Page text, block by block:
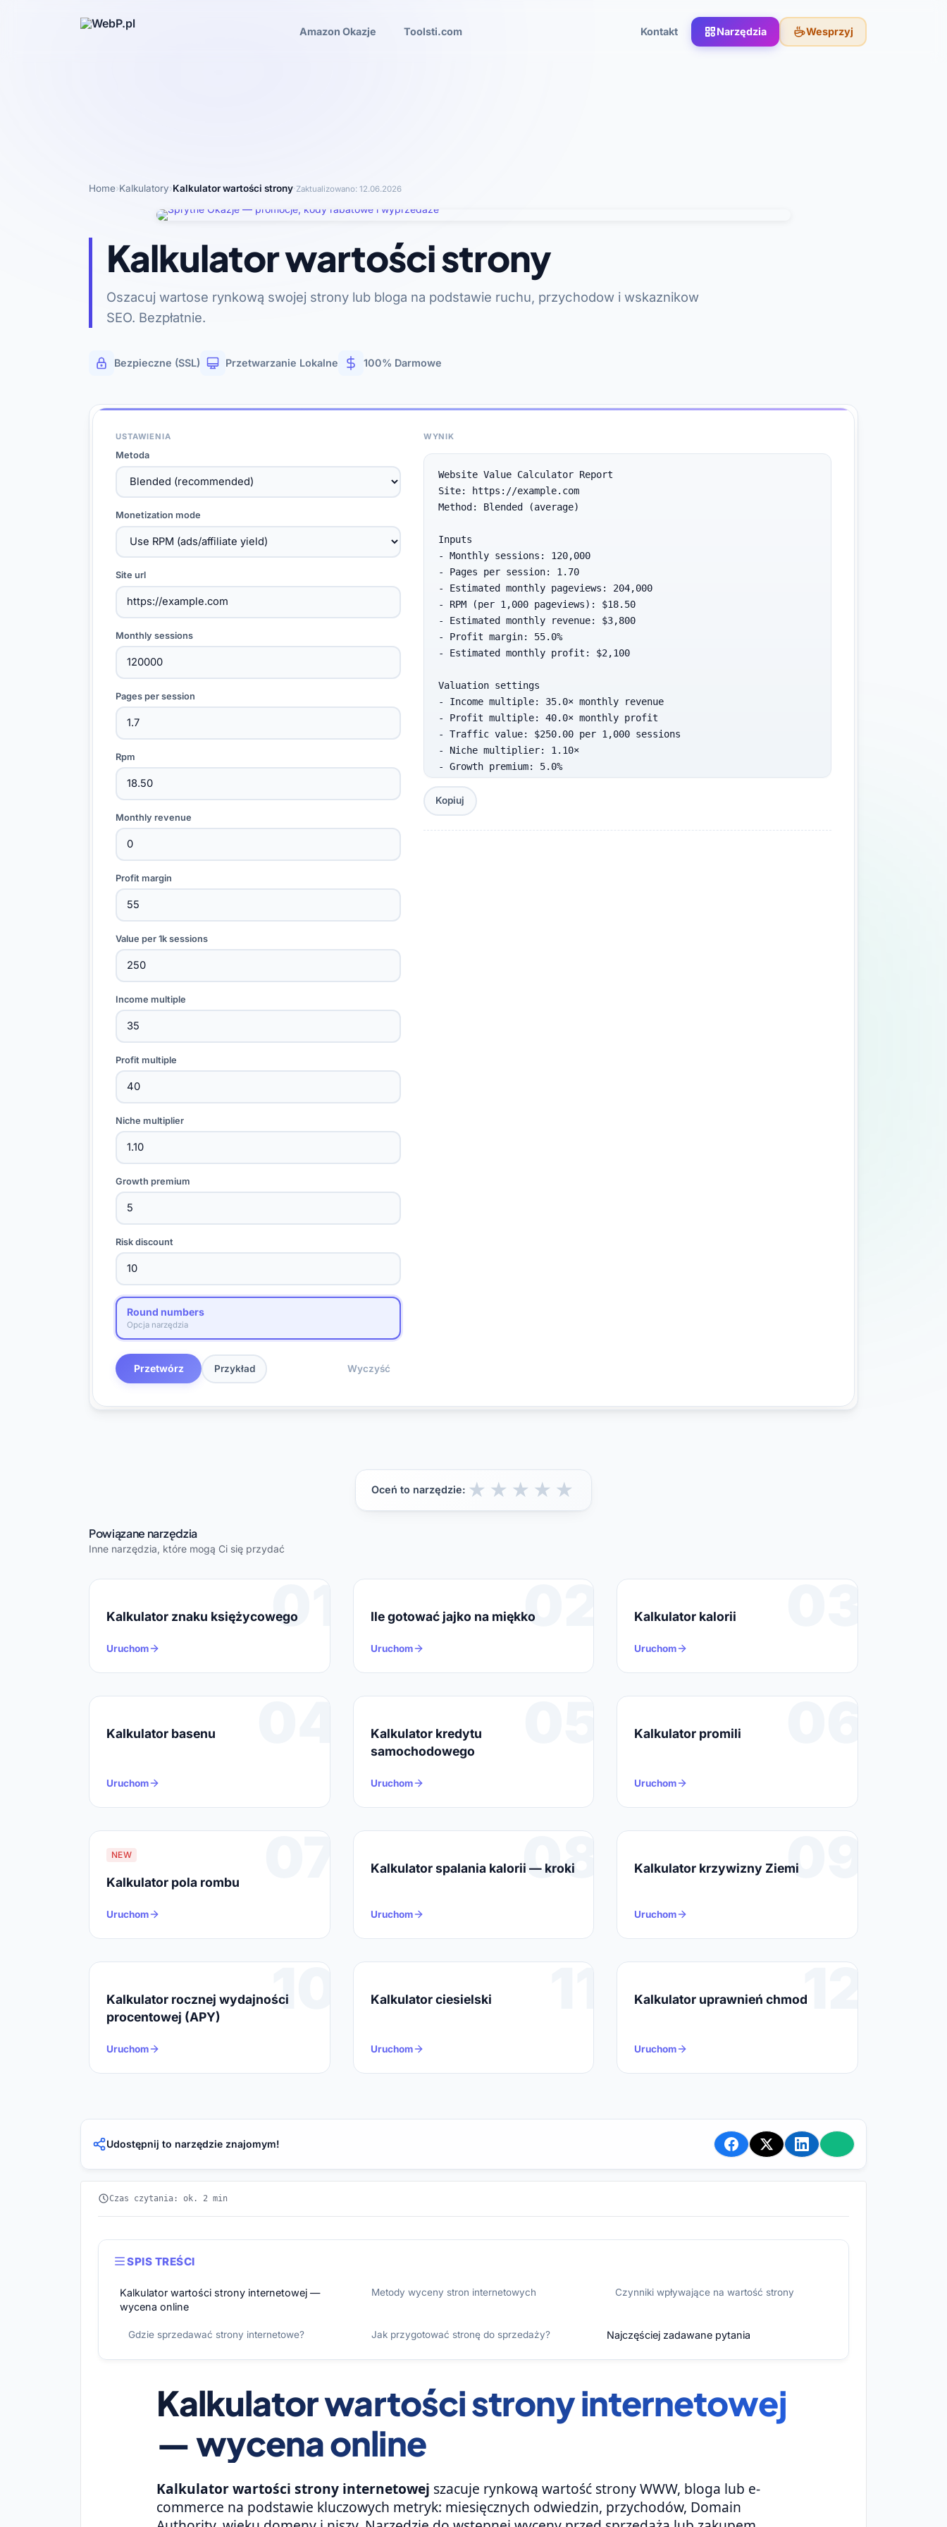
Amazon Okazje Toolsti.com Kontakt Narzędzia Wesprzyj
Home›Kalkulatory›Kalkulator wartości strony·Zaktualizowano: 12.06.2026
Kalkulator wartości strony
Oszacuj wartose rynkową swojej strony lub bloga na podstawie ruchu, przychodow i wskaznikow
SEO. Bezpłatnie.
Bezpieczne (SSL) Przetwarzanie Lokalne 100% Darmowe
USTAWIENIA
Metoda
Monetization mode
Site url
Monthly sessions
Pages per session
Rpm
Monthly revenue
Profit margin
Value per 1k sessions
Income multiple
Profit multiple
Niche multiplier
Growth premium
Risk discount
Round numbers
Opcja narzędzia
Przetwórz Przykład Wyczyść
WYNIK
Website Value Calculator Report
Site: https://example.com
Method: Blended (average)
Inputs
- Monthly sessions: 120,000
- Pages per session: 1.70
- Estimated monthly pageviews: 204,000
- RPM (per 1,000 pageviews): $18.50
- Estimated monthly revenue: $3,800
- Profit margin: 55.0%
- Estimated monthly profit: $2,100
Valuation settings
- Income multiple: 35.0× monthly revenue
- Profit multiple: 40.0× monthly profit
- Traffic value: $250.00 per 1,000 sessions
- Niche multiplier: 1.10×
- Growth premium: 5.0%
Estimated website value range
- Low: $72,200
Kopiuj
Oceń to narzędzie: ★
★
★
★
★
Powiązane narzędzia
Inne narzędzia, które mogą Ci się przydać
01
Kalkulator znaku księżycowego
Uruchom
02
Ile gotować jajko na miękko
Uruchom
03
Kalkulator kalorii
Uruchom
04
Kalkulator basenu
Uruchom
05
Kalkulator kredytu
samochodowego
Uruchom
06
Kalkulator promili
Uruchom
07
NEW
Kalkulator pola rombu
Uruchom
08
Kalkulator spalania kalorii — kroki
Uruchom
09
Kalkulator krzywizny Ziemi
Uruchom
10
Kalkulator rocznej wydajności
procentowej (APY)
Uruchom
11
Kalkulator ciesielski
Uruchom
12
Kalkulator uprawnień chmod
Uruchom
Udostępnij to narzędzie znajomym!
Czas czytania: ok. 2 min
SPIS TREŚCI
Kalkulator wartości strony internetowej —
wycena online
Metody wyceny stron internetowych Czynniki wpływające na wartość strony
Gdzie sprzedawać strony internetowe? Jak przygotować stronę do sprzedaży? Najczęściej zadawane pytania
Kalkulator wartości strony internetowej
— wycena online
Kalkulator wartości strony internetowej szacuje rynkową wartość strony WWW, bloga lub e-
commerce na podstawie kluczowych metryk: miesięcznych odwiedzin, przychodów, Domain